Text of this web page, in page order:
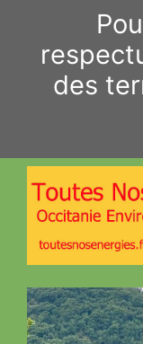
contenu
des